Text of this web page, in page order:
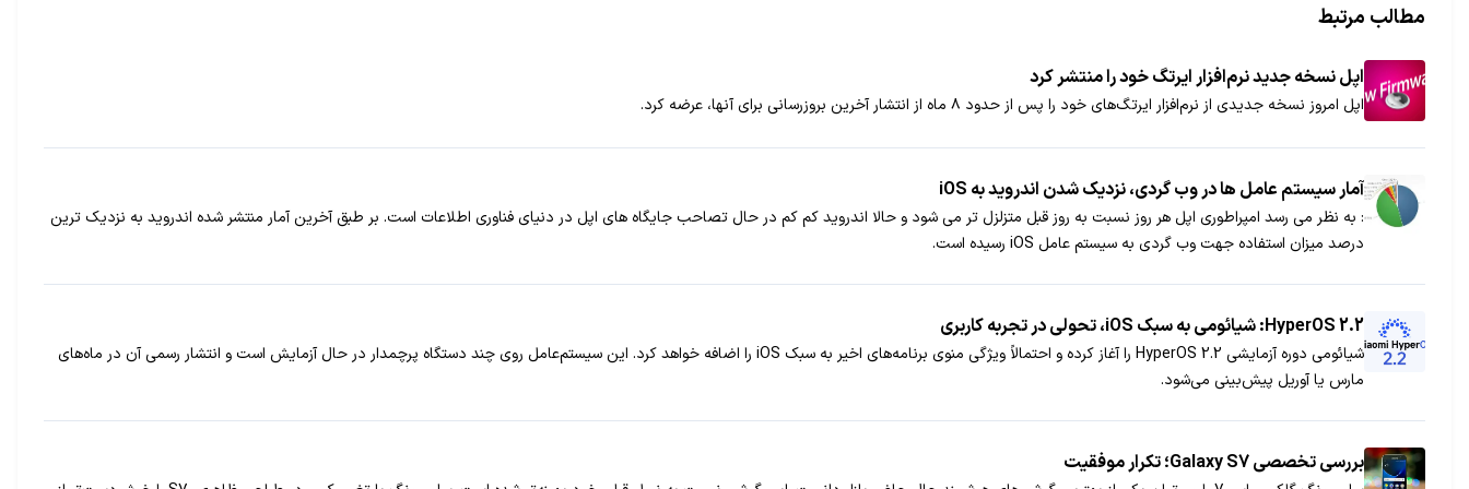
مطالب مرتبط
اپل نسخه جدید نرم‌افزار ایرتگ خود را منتشر کرد
اپل امروز نسخه جدیدی از نرم‌افزار ایرتگ‌های خود را پس از حدود ۸ ماه از انتشار آخرین بروزرسانی برای آنها، عرضه کرد.
آمار سیستم عامل ها در وب گردی، نزدیک شدن اندروید به iOS
: به نظر می رسد امپراطوری اپل هر روز نسبت به روز قبل متزلزل تر می شود و حالا اندروید کم کم در حال تصاحب جایگاه های اپل در دنیای فناوری اطلاعات است. بر طبق آخرین آمار منتشر شده اندروید به نزدیک ترین
درصد میزان استفاده جهت وب گردی به سیستم عامل iOS رسیده است.
HyperOS 2.2: شیائومی به سبک iOS، تحولی در تجربه کاربری
شیائومی دوره آزمایشی HyperOS 2.2 را آغاز کرده و احتمالاً ویژگی منوی برنامه‌های اخیر به سبک iOS را اضافه خواهد کرد. این سیستم‌عامل روی چند دستگاه پرچمدار در حال آزمایش است و انتشار رسمی آن در ماه‌های
مارس یا آوریل پیش‌بینی می‌شود.
بررسی تخصصی Galaxy S7؛ تکرار موفقیت